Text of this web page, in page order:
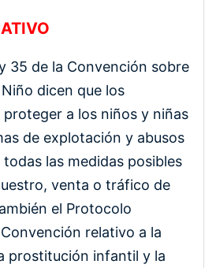
35 de la Convención sobre
dicen que los
a los niños y niñas
de explotación y abusos
las medidas posibles
venta o tráfico de
el Protocolo
relativo a la
prostitución infantil y la